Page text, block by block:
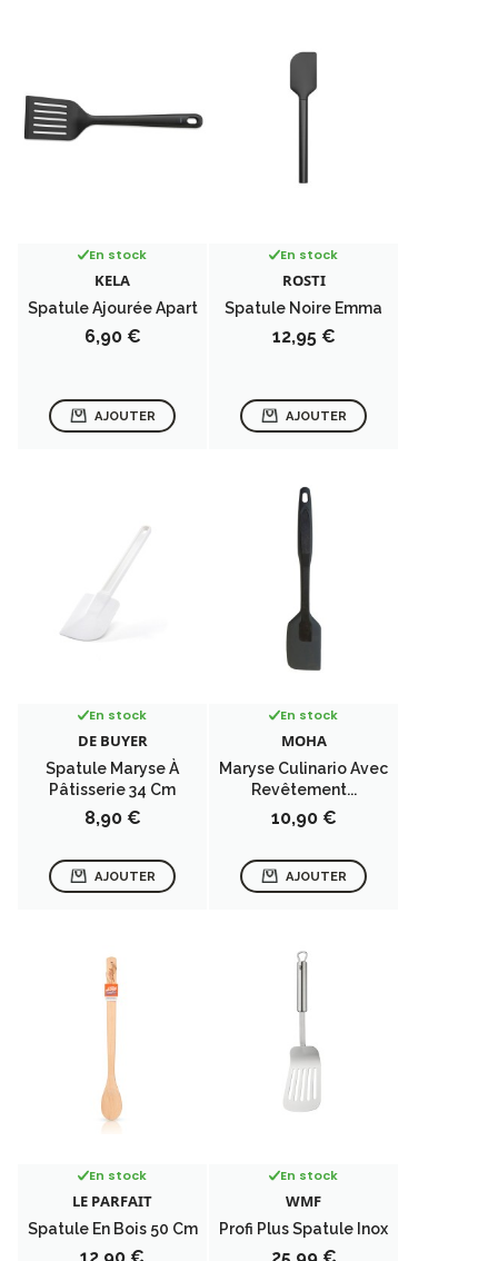
En stock
KELA
Spatule Ajourée Apart
Prix
6,90 €
AJOUTER
En stock
ROSTI
Spatule Noire Emma
Prix
12,95 €
AJOUTER
En stock
DE BUYER
Spatule Maryse À
Pâtisserie 34 Cm
Prix
8,90 €
AJOUTER
En stock
MOHA
Maryse Culinario Avec
Revêtement...
Prix
10,90 €
AJOUTER
En stock
LE PARFAIT
Spatule En Bois 50 Cm
Prix
12,90 €
En stock
WMF
Profi Plus Spatule Inox
Prix
25,99 €